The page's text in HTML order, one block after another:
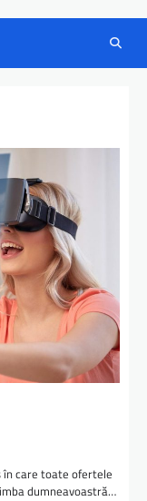
care toate ofertele
dumneavoastră…